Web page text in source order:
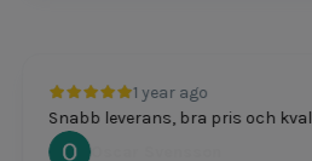
1 year ago
Snabb leverans, bra pris och
Oscar Svensson